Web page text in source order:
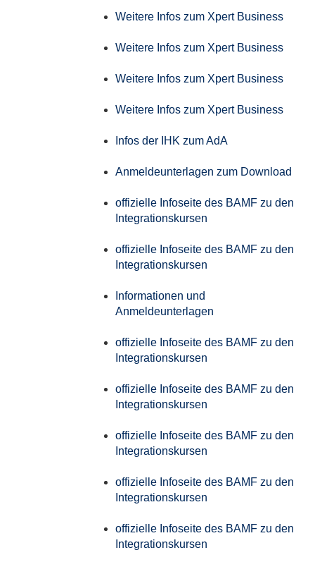
Weitere Infos zum Xpert Business
Weitere Infos zum Xpert Business
Weitere Infos zum Xpert Business
Weitere Infos zum Xpert Business
Infos der IHK zum AdA
Anmeldeunterlagen zum Download
offizielle Infoseite des BAMF zu den
Integrationskursen
offizielle Infoseite des BAMF zu den
Integrationskursen
Informationen und
Anmeldeunterlagen
offizielle Infoseite des BAMF zu den
Integrationskursen
offizielle Infoseite des BAMF zu den
Integrationskursen
offizielle Infoseite des BAMF zu den
Integrationskursen
offizielle Infoseite des BAMF zu den
Integrationskursen
offizielle Infoseite des BAMF zu den
Integrationskursen